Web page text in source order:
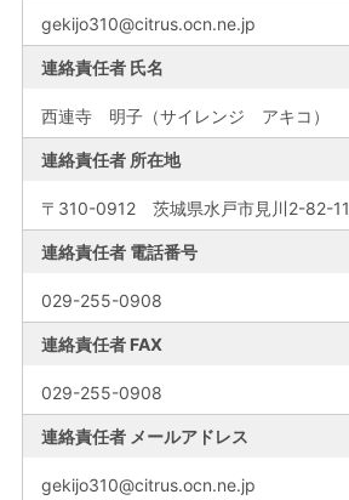
gekijo310@citrus.ocn.ne.jp
連絡責任者 氏名
西連寺 明子（サイレンジ アキコ）
連絡責任者 所在地
〒310-0912 茨城県水戸市見川2-82-11
連絡責任者 電話番号
029-255-0908
連絡責任者 FAX
029-255-0908
連絡責任者 メールアドレス
gekijo310@citrus.ocn.ne.jp